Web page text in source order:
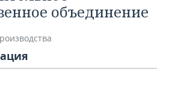
ПФО
объединение